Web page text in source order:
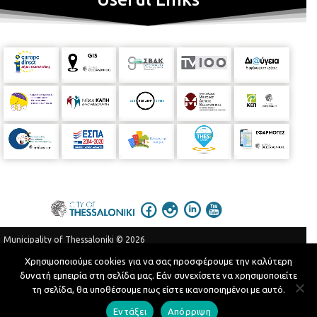
Municipality of Thessaloniki © 2026
Terms of Use
Privacy Policy
Telephone Catalog
MyCompany Projects
Χρησιμοποιούμε cookies για να σας προσφέρουμε την καλύτερη
δυνατή εμπειρία στη σελίδα μας. Εάν συνεχίσετε να χρησιμοποιείτε
τη σελίδα, θα υποθέσουμε πως είστε ικανοποιημένοι με αυτό.
Εντάξει Απόρριψη